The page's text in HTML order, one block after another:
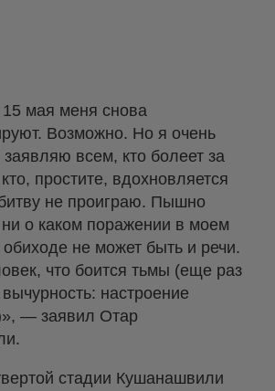
мая меня снова
Возможно. Но я очень
всем, кто болеет за
простите, вдохновляется
не проиграю. Пышно
о каком поражении в моем
не может быть и речи.
что боится тьмы (еще раз
настроение
— заявил Отар
стадии Кушанашвили